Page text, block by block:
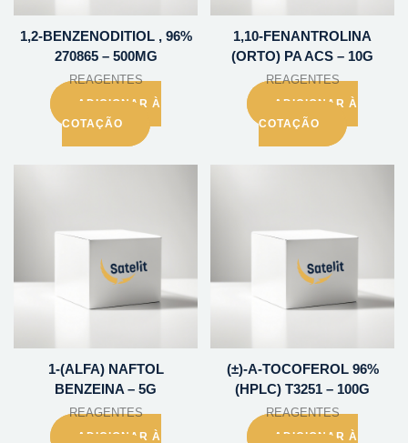
1,2-BENZENODITIOL , 96%
270865 – 500MG
REAGENTES
ADICIONAR À
COTAÇÃO
1,10-FENANTROLINA
(ORTO) PA ACS – 10G
REAGENTES
ADICIONAR À
COTAÇÃO
1-(ALFA) NAFTOL
BENZEINA – 5G
REAGENTES
ADICIONAR À
(±)-A-TOCOFEROL 96%
(HPLC) T3251 – 100G
REAGENTES
ADICIONAR À